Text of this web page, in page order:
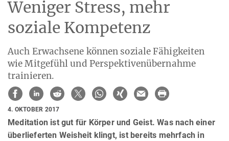
Weniger Stress, mehr
soziale Kompetenz
Auch Erwachsene können soziale Fähigkeiten
wie Mitgefühl und Perspektivenübernahme
trainieren.
4. OKTOBER 2017
Meditation ist gut für Körper und Geist. Was nach einer
überlieferten Weisheit klingt, ist bereits mehrfach in